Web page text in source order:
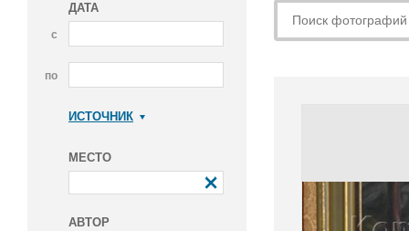
ДАТА
с
по
ИСТОЧНИК
МЕСТО
АВТОР